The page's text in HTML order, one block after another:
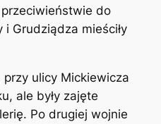
przeciwieństwie do
i Grudziądza mieściły
ulicy Mickiewicza
ale były zajęte
Po drugiej wojnie